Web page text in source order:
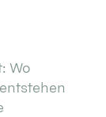
Wo